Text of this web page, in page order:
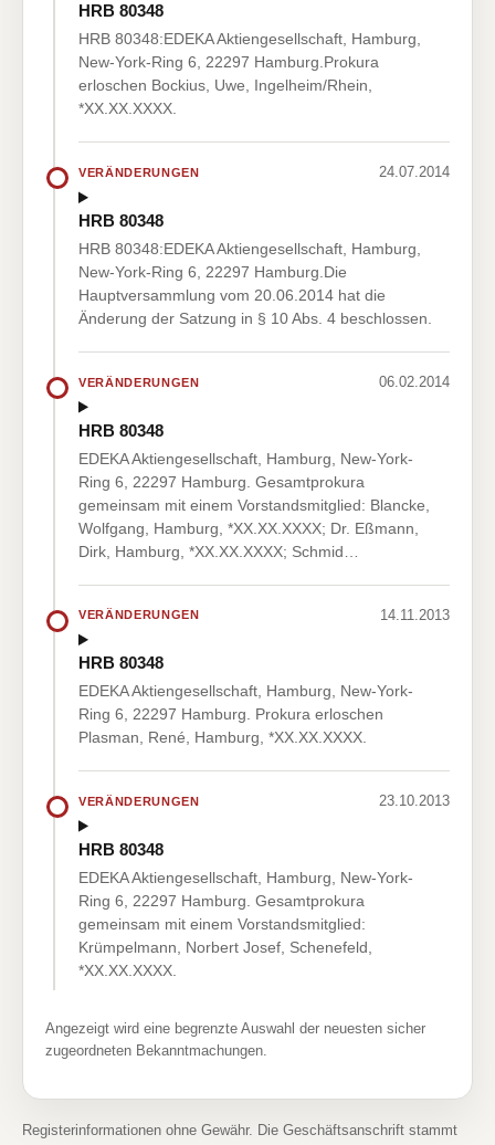
HRB 80348
HRB 80348:EDEKA Aktiengesellschaft, Hamburg,
New-York-Ring 6, 22297 Hamburg.Prokura
erloschen Bockius, Uwe, Ingelheim/Rhein,
*XX.XX.XXXX.
VERÄNDERUNGEN 24.07.2014
HRB 80348
HRB 80348:EDEKA Aktiengesellschaft, Hamburg,
New-York-Ring 6, 22297 Hamburg.Die
Hauptversammlung vom 20.06.2014 hat die
Änderung der Satzung in § 10 Abs. 4 beschlossen.
VERÄNDERUNGEN 06.02.2014
HRB 80348
EDEKA Aktiengesellschaft, Hamburg, New-York-
Ring 6, 22297 Hamburg. Gesamtprokura
gemeinsam mit einem Vorstandsmitglied: Blancke,
Wolfgang, Hamburg, *XX.XX.XXXX; Dr. Eßmann,
Dirk, Hamburg, *XX.XX.XXXX; Schmid…
VERÄNDERUNGEN 14.11.2013
HRB 80348
EDEKA Aktiengesellschaft, Hamburg, New-York-
Ring 6, 22297 Hamburg. Prokura erloschen
Plasman, René, Hamburg, *XX.XX.XXXX.
VERÄNDERUNGEN 23.10.2013
HRB 80348
EDEKA Aktiengesellschaft, Hamburg, New-York-
Ring 6, 22297 Hamburg. Gesamtprokura
gemeinsam mit einem Vorstandsmitglied:
Krümpelmann, Norbert Josef, Schenefeld,
*XX.XX.XXXX.
Angezeigt wird eine begrenzte Auswahl der neuesten sicher
zugeordneten Bekanntmachungen.
Registerinformationen ohne Gewähr. Die Geschäftsanschrift stammt